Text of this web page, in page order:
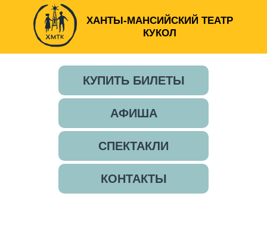
ХАНТЫ-МАНСИЙСКИЙ ТЕАТР
КУКОЛ
КУПИТЬ БИЛЕТЫ
АФИША
СПЕКТАКЛИ
КОНТАКТЫ